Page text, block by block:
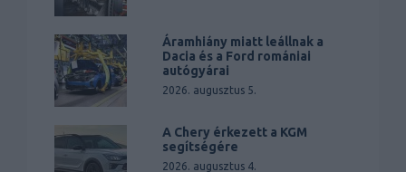
Áramhiány miatt leállnak a
Dacia és a Ford romániai
autógyárai
2026. augusztus 5.
A Chery érkezett a KGM
segítségére
2026. augusztus 4.